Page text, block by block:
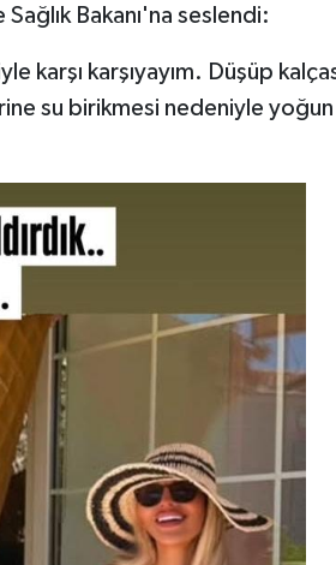
Bakanı'na seslendi:
karşı karşıyayım. Düşüp
su birikmesi nedeniyle yoğun